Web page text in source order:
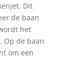
Dit
de baan
het
Op de baan
om een